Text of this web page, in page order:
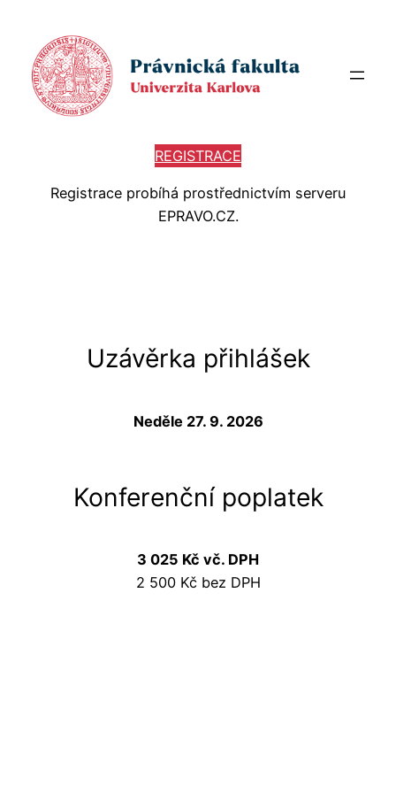
REGISTRACE
Registrace probíhá prostřednictvím serveru
EPRAVO.CZ.
Uzávěrka přihlášek
Neděle 27. 9. 2026
Konferenční poplatek
3 025 Kč vč. DPH
2 500 Kč bez DPH